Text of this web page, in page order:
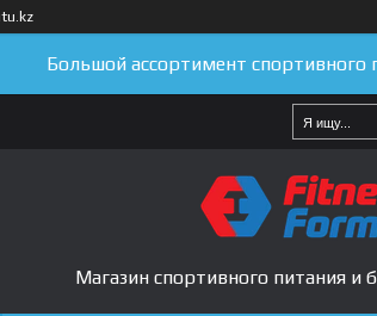
Большой ассортимент спортивного
Магазин спортивного питания и